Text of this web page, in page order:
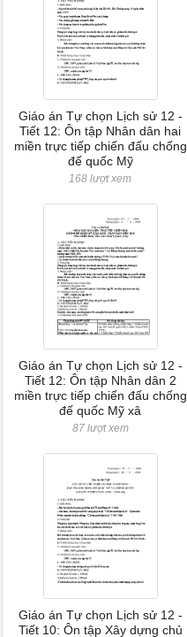
Giáo án Tự chọn Lịch sử 12 -
Tiết 12: Ôn tập Nhân dân hai
miền trực tiếp chiến đấu chống
đế quốc Mỹ
168 lượt xem
Giáo án Tự chọn Lịch sử 12 -
Tiết 12: Ôn tập Nhân dân 2
miền trực tiếp chiến đấu chống
đế quốc Mỹ xâ
87 lượt xem
Giáo án Tự chọn Lịch sử 12 -
Tiết 10: Ôn tập Xây dựng chủ